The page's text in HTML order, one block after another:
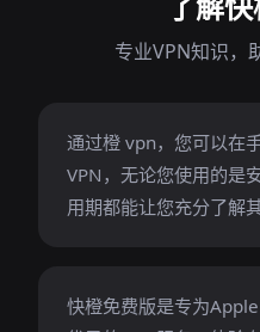
专业VPN知识，
通过橙 vpn，您可以在
VPN，无论您使用的是
用期都能让您充分了解
快橙免费版是专为